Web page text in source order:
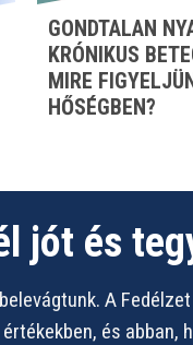
GONDTALAN
KRÓNIKUS
MIRE
HŐSÉGBEN?
jót és
A
és abban,